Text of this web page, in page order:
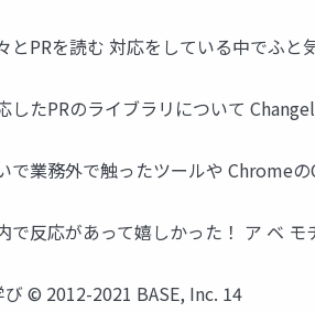
とPRを読む 対応をしている中でふ
したPRのライブラリについて
で業務外で触ったツールや Chrome
で反応があって嬉しかった！ ア ベ
© 2012-2021 BASE, Inc. 14